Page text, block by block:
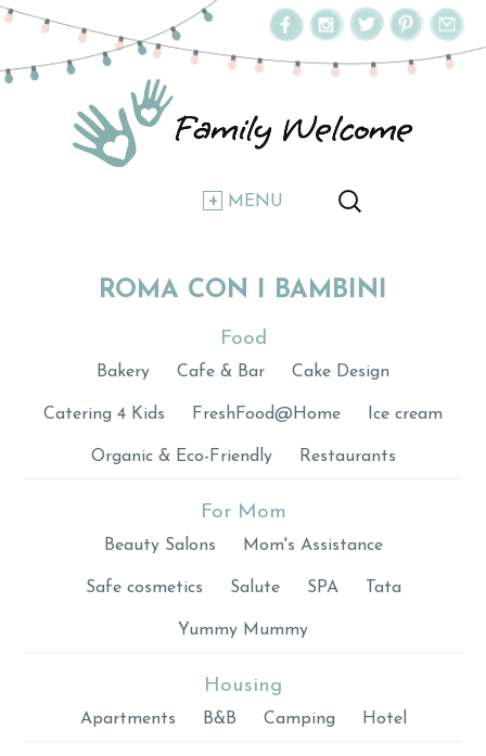
MENU
ROMA CON I BAMBINI
Food
Bakery Cafe & Bar Cake Design
Catering 4 Kids FreshFood@Home Ice cream
Organic & Eco-Friendly Restaurants
For Mom
Beauty Salons Mom's Assistance
Safe cosmetics Salute SPA Tata
Yummy Mummy
Housing
Apartments B&B Camping Hotel